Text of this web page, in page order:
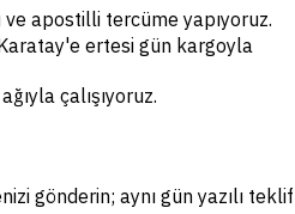
ve apostilli tercüme yapıyoruz.
ertesi gün kargoyla
çalışıyoruz.
gönderin; aynı gün yazılı teklif